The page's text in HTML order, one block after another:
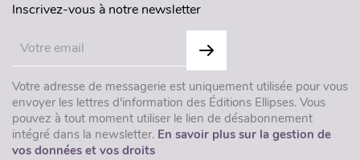
Inscrivez-vous à notre newsletter
Votre adresse de messagerie est uniquement utilisée pour vous
envoyer les lettres d'information des Éditions Ellipses. Vous
pouvez à tout moment utiliser le lien de désabonnement
intégré dans la newsletter. En savoir plus sur la gestion de
vos données et vos droits